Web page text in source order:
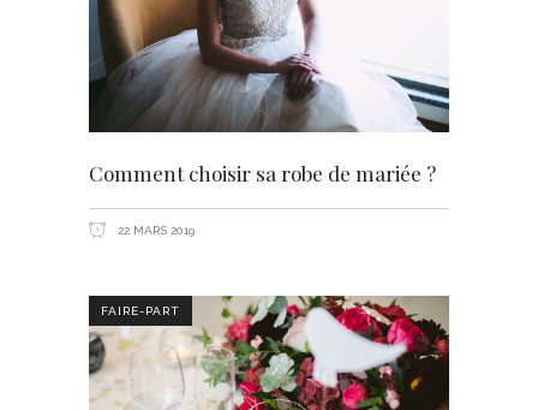
Comment choisir sa robe de mariée ?
22 MARS 2019
FAIRE-PART